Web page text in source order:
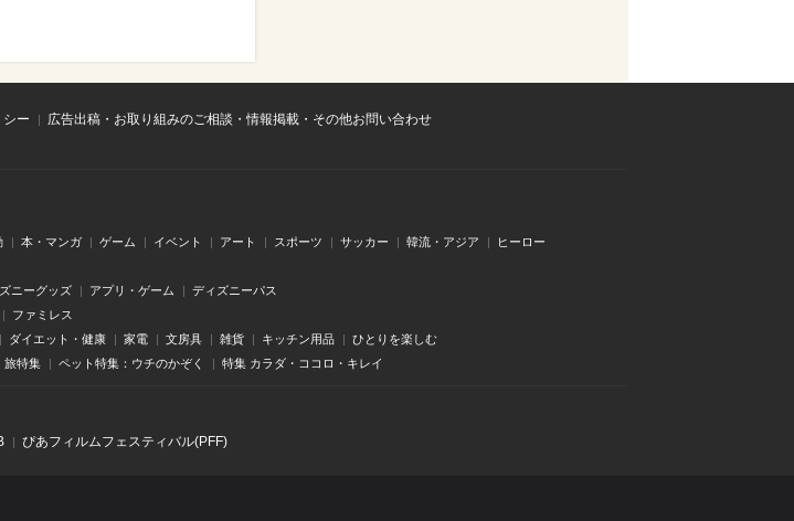
ー
広告出稿・お取り組みのご相談・情報掲載・その他お問い合わせ
本・マンガ ゲーム イベント アート スポーツ サッカー 韓流・アジア ヒーロー
ニーグッズ アプリ・ゲーム ディズニーパス
ファミレス
ダイエット・健康 家電 文房具 雑貨 キッチン用品 ひとりを楽しむ
旅特集 ペット特集：ウチのかぞく 特集 カラダ・ココロ・キレイ
ぴあフィルムフェスティバル(PFF)